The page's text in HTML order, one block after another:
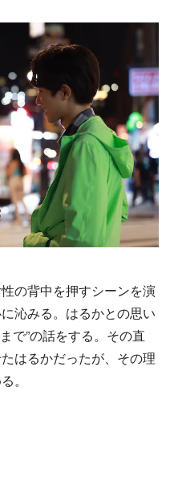
の背中を押すシーンを演
沁みる。はるかとの思い
で”の話をする。その直
はるかだったが、その理
。